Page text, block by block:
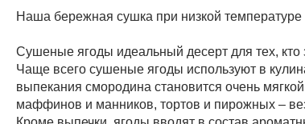
Наша бережная сушка при низкой
Сушеные ягоды идеальный десерт для тех, кто
Чаще всего сушеные ягоды используют в
выпекания смородина становится очень
маффинов и манников, тортов и пирожных –